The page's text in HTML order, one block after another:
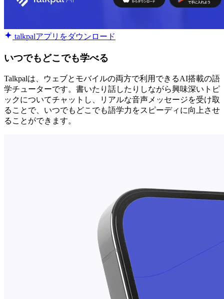
talkpalアプリをダウンロード
いつでもどこでも学べる
Talkpalは、ウェブとモバイルの両方で利用できるAI搭載の語
学チューターです。書いたり話したりしながら興味深いトピ
ックについてチャットし、リアルな音声メッセージを受け取
ることで、いつでもどこでも語学力をスピーディに向上させ
ることができます。